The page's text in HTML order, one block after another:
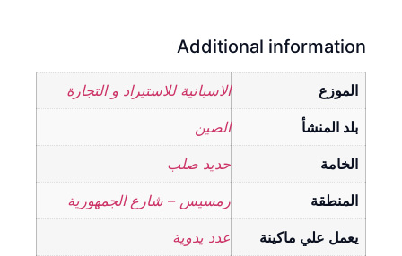
Additional information
الموزع الاسبانية للاستيراد و التجارة
بلد المنشأ الصين
الخامة حديد صلب
المنطقة رمسيس – شارع الجمهورية
يعمل علي ماكينة عدد يدوية